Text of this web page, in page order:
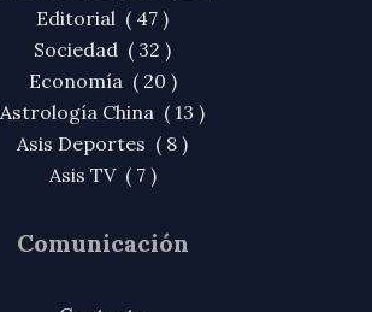
Editorial ( 47 )
Sociedad ( 32 )
Economía ( 20 )
Astrología China ( 13 )
Asis Deportes ( 8 )
Asis TV ( 7 )
Comunicación